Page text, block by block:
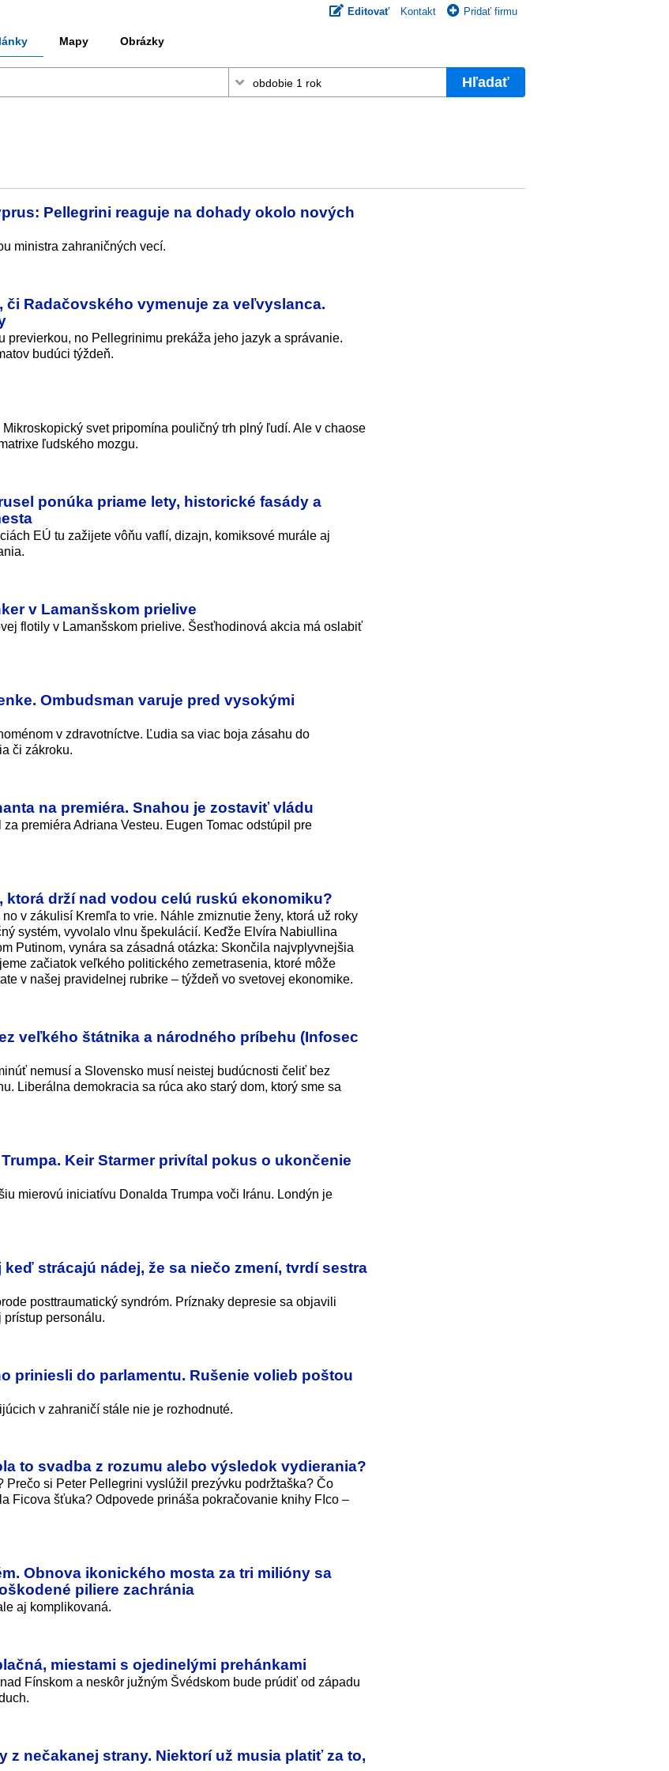
Editovať Kontakt Pridať firmu
Mapy Obrázky
Hľadať
Pellegrini reaguje na dohady okolo nových
ministra zahraničných vecí.
či Radačovského vymenuje za veľvyslanca.
previerkou, no Pellegrinimu prekáža jeho jazyk a správanie.
budúci týždeň.
svet pripomína pouličný trh plný ľudí. Ale v chaose
ľudského mozgu.
ponúka priame lety, historické fasády a
EÚ tu zažijete vôňu vaflí, dizajn, komiksové murále aj
v Lamanšskom prielive
flotily v Lamanšskom prielive. Šesťhodinová akcia má oslabiť
Ombudsman varuje pred vysokými
v zdravotníctve. Ľudia sa viac boja zásahu do
či zákroku.
na premiéra. Snahou je zostaviť vládu
premiéra Adriana Vesteu. Eugen Tomac odstúpil pre
ktorá drží nad vodou celú ruskú ekonomiku?
v zákulisí Kremľa to vrie. Náhle zmiznutie ženy, ktorá už roky
systém, vyvolalo vlnu špekulácií. Keďže Elvíra Nabiullina
Putinom, vynára sa zásadná otázka: Skončila najvplyvnejšia
začiatok veľkého politického zemetrasenia, ktoré môže
v našej pravidelnej rubrike – týždeň vo svetovej ekonomike.
veľkého štátnika a národného príbehu (Infosec
nemusí a Slovensko musí neistej budúcnosti čeliť bez
Liberálna demokracia sa rúca ako starý dom, ktorý sme sa
Keir Starmer privítal pokus o ukončenie
mierovú iniciatívu Donalda Trumpa voči Iránu. Londýn je
strácajú nádej, že sa niečo zmení, tvrdí sestra
posttraumatický syndróm. Príznaky depresie sa objavili
personálu.
priniesli do parlamentu. Rušenie volieb poštou
v zahraničí stále nie je rozhodnuté.
to svadba z rozumu alebo výsledok vydierania?
si Peter Pellegrini vyslúžil prezývku podržtaška? Čo
Ficova šťuka? Odpovede prináša pokračovanie knihy FIco –
Obnova ikonického mosta za tri milióny sa
piliere zachránia
aj komplikovaná.
miestami s ojedinelými prehánkami
Fínskom a neskôr južným Švédskom bude prúdiť od západu
z nečakanej strany. Niektorí už musia platiť za to,